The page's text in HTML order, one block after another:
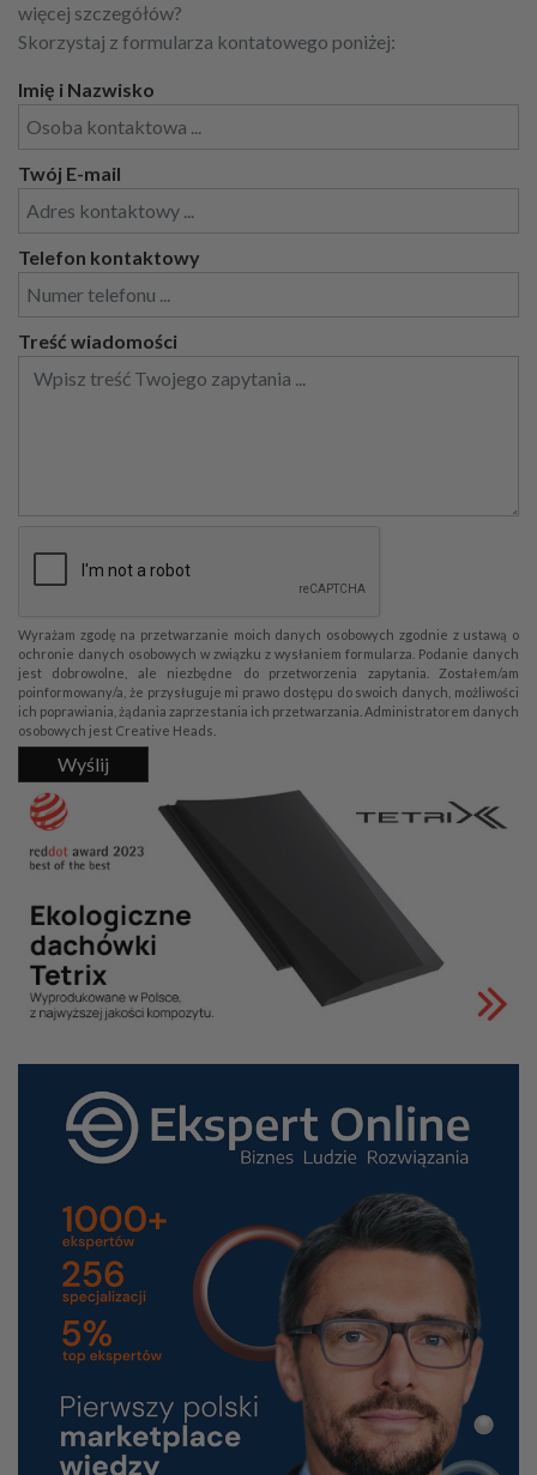
więcej szczegółów?
Skorzystaj z formularza kontatowego poniżej:
Imię i Nazwisko
Twój E-mail
Telefon kontaktowy
Treść wiadomości
Wyrażam zgodę na przetwarzanie moich danych osobowych zgodnie z ustawą o
ochronie danych osobowych w związku z wysłaniem formularza. Podanie danych
jest dobrowolne, ale niezbędne do przetworzenia zapytania. Zostałem/am
poinformowany/a, że przysługuje mi prawo dostępu do swoich danych, możliwości
ich poprawiania, żądania zaprzestania ich przetwarzania. Administratorem danych
osobowych jest Creative Heads.
Wyślij